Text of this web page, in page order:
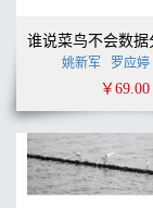
姚新军 罗应婷
￥69.00